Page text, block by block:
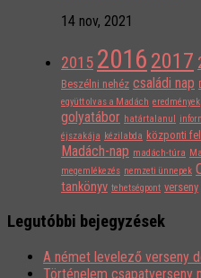
14 nov, 2021
2015 2016 2017
Beszélni nehéz családi nap
együtt olvas a Madách eredmények
golyatábor határtalanul
éjszakája kézilabda központi
Madách-nap madách-túra
megemlékezés nemzeti ünnepek
tankönyv tehetségpont verseny
Legutóbbi bejegyzések
A német levelező verseny
Történelem csapatverseny